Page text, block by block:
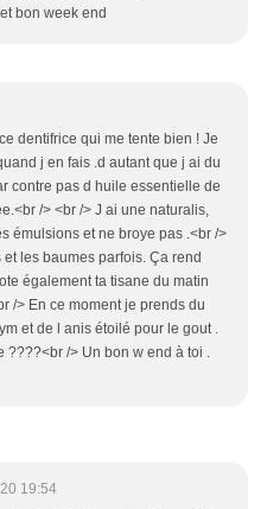
bon week end
dentifrice qui me tente bien ! Je
j en fais .d autant que j ai du
contre pas d huile essentielle de
/> <br /> J ai une naturalis,
émulsions et ne broye pas .<br />
les baumes parfois. Ça rend
également ta tisane du matin
/> En ce moment je prends du
et de l anis étoilé pour le gout .
????<br /> Un bon w end à toi .
19:54